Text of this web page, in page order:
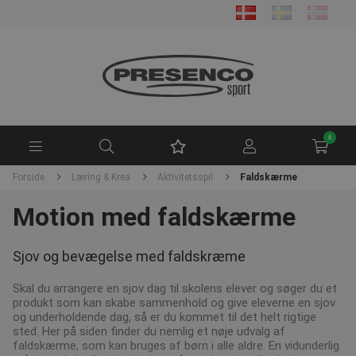
0
Forside Læring & Krea Aktivitetsspil Faldskærme
Motion med faldskærme
Sjov og bevægelse med faldskræme
Skal du arrangere en sjov dag til skolens elever og søger du et
produkt som kan skabe sammenhold og give eleverne en sjov
og underholdende dag, så er du kommet til det helt rigtige
sted. Her på siden finder du nemlig et nøje udvalg af
faldskærme, som kan bruges af børn i alle aldre. En vidunderlig